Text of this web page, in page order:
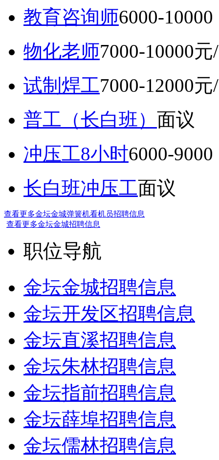
教育咨询师6000-
物化老师7000-10000元
试制焊工7000-12000元
普工（长白班） 面议
冲压工8小时6000-
长白班冲压工面议
查看更多金坛金城弹簧机看机员招聘信息
查看更多金坛金城招聘信息
职位导航
金坛金城招聘信息
金坛开发区招聘信息
金坛直溪招聘信息
金坛朱林招聘信息
金坛指前招聘信息
金坛薛埠招聘信息
金坛儒林招聘信息